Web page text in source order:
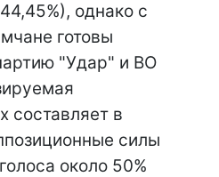
однако с
готовы
"Удар" и ВО
составляет в
силы
около 50%